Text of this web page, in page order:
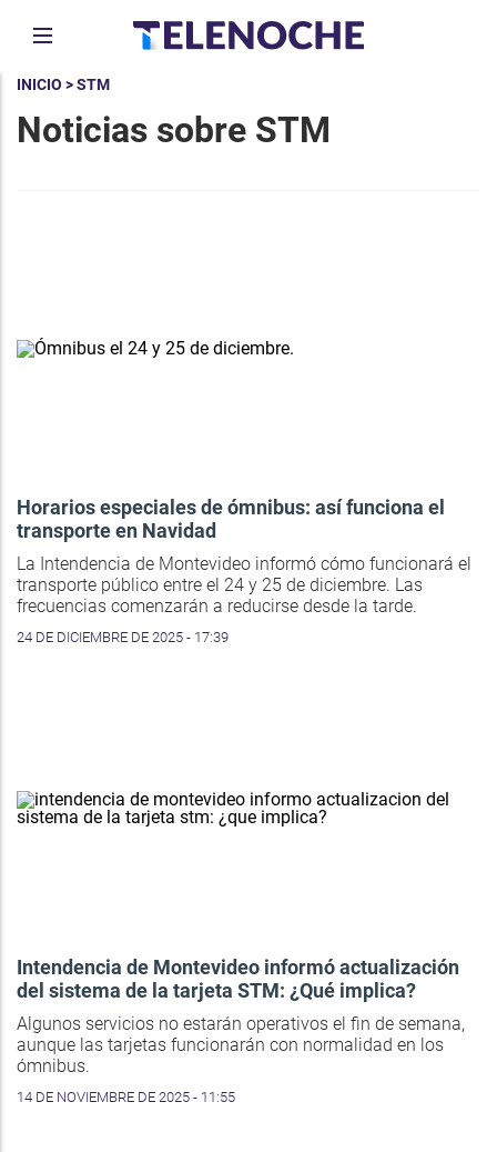
INICIO > STM
Noticias sobre STM
Horarios especiales de ómnibus: así funciona el
transporte en Navidad
La Intendencia de Montevideo informó cómo funcionará el
transporte público entre el 24 y 25 de diciembre. Las
frecuencias comenzarán a reducirse desde la tarde.
24 DE DICIEMBRE DE 2025 - 17:39
Intendencia de Montevideo informó actualización
del sistema de la tarjeta STM: ¿Qué implica?
Algunos servicios no estarán operativos el fin de semana,
aunque las tarjetas funcionarán con normalidad en los
ómnibus.
14 DE NOVIEMBRE DE 2025 - 11:55